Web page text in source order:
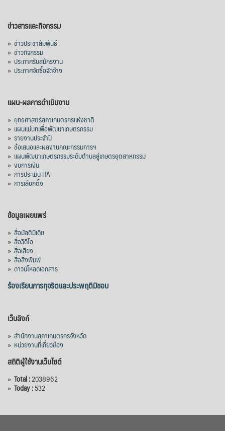
ข่าวสารและกิจกรรม
» ข่าวประชาสัมพันธ์
» ข่าวกิจกรรม
» ประกาศรับสมัครงาน
» ประกาศจัดซื้อจัดจ้าง
แผน-ผลการดำเนินงาน
» ยุทธศาสตร์สภาเกษตรกรแห่งชาติ
» แผนแม่บทเพื่อพัฒนาเกษตรกรรม
» รายงานประจำปี
» ข้อเสนอและผลงานคณะกรรมการฯ
» แผนพัฒนาเกษตรกรรมระดับตำบลสู่เกษตรอุตสาหกรรม
» งบการเงิน
» การประเมิน ITA
» การเลือกตั้ง
ข้อมูลเผยแพร่
» สื่อมัลติมีเดีย
» สื่อวิดีโอ
» สื่อเสียง
» สื่อสิ่งพิมพ์
» ดาวน์โหลดเอกสาร
ร้องเรียนการทุจริตและประพฤติมิชอบ
เว็บลิงก์
» สำนักงานสภาเกษตรกรจังหวัด
» หน่วยงานที่เกี่ยวข้อง
สถิติผู้ใช้งานเว็บไซต์
» Total :2038962
» Today :532